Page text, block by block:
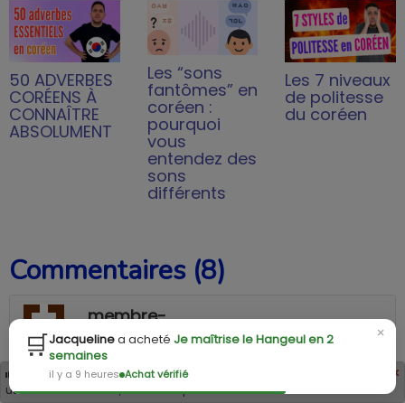
50 ADVERBES
CORÉENS À
CONNAÎTRE
ABSOLUMENT
Les “sons
fantômes” en
coréen :
pourquoi
vous
entendez des
sons
différents
Les 7 niveaux
de politesse
du coréen
Commentaires (8)
membre-
yzlbranb
il y a 4 ans
×
Les cookies assurent le bon fonctionnement de nos services. En
utilisant ces derniers, vous acceptez l'utilisation des cookies.
🛒Jacquelinea acheté Je maîtrise le Hangeul en 2
semaines
il y a 9 heures Achat vérifié
×